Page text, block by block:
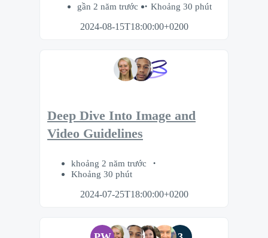
gần 2 năm trước
Khoảng 30 phút
2024-08-15T18:00:00+0200
Deep Dive Into Image and
Video Guidelines
khoảng 2 năm trước
Khoảng 30 phút
2024-07-25T18:00:00+0200